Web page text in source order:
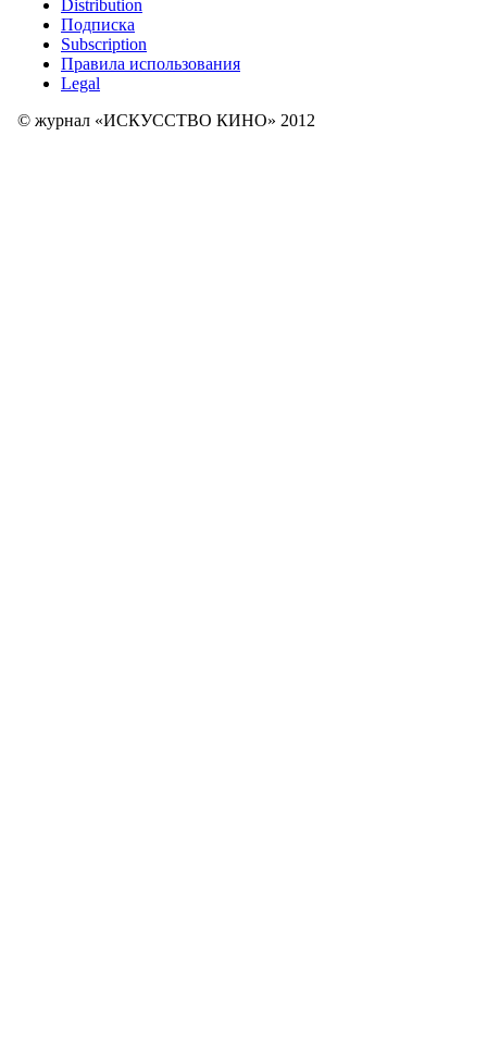
Distribution
Подписка
Subscription
Правила использования
Legal
© журнал «ИСКУССТВО КИНО» 2012